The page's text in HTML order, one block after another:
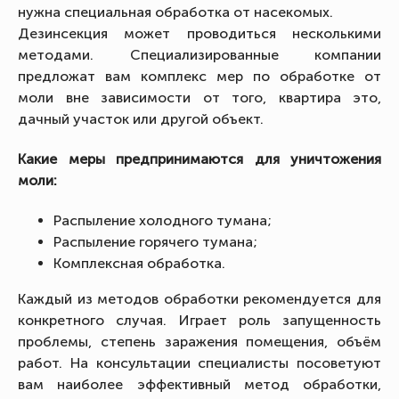
нужна специальная обработка от насекомых.
Дезинсекция может проводиться несколькими
методами. Специализированные компании
предложат вам комплекс мер по обработке от
моли вне зависимости от того, квартира это,
дачный участок или другой объект.
Какие меры предпринимаются для уничтожения
моли:
Распыление холодного тумана;
Распыление горячего тумана;
Комплексная обработка.
Каждый из методов обработки рекомендуется для
конкретного случая. Играет роль запущенность
проблемы, степень заражения помещения, объём
работ. На консультации специалисты посоветуют
вам наиболее эффективный метод обработки,